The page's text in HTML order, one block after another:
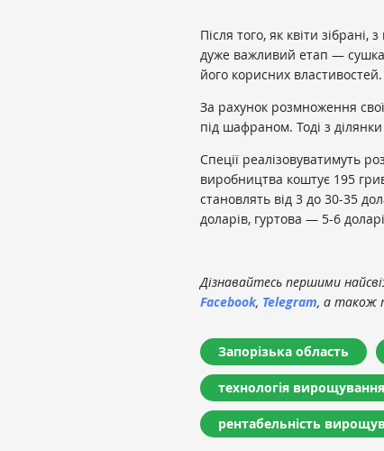
Після того, як квіти
дуже важливий етап —
його корисних властивостей.
За рахунок розмноження
під шафраном. Тоді з
Спеції реалізовуватимуть
виробництва коштує 195
становлять від 3 до 30-35
доларів, гуртова — 5-6
Дізнавайтесь першими
Facebook, Telegram, а також
Запорізька область
технологія вирощування
рентабельність